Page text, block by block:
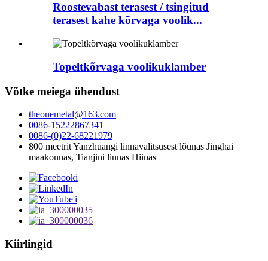
Roostevabast terasest / tsingitud
terasest kahe kõrvaga voolik...
Topeltkõrvaga voolikuklamber
Võtke meiega ühendust
theonemetal@163.com
0086-15222867341
0086-(0)22-68221979
800 meetrit Yanzhuangi linnavalitsusest lõunas Jinghai
maakonnas, Tianjini linnas Hiinas
Kiirlingid